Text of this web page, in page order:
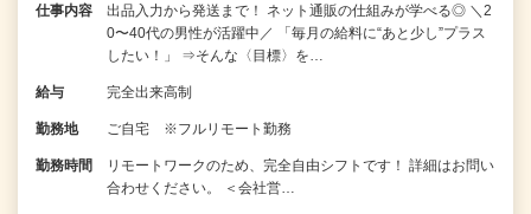
仕事内容
出品入力から発送まで！ ネット通販の仕組みが学べる◎ ＼2
0〜40代の男性が活躍中／ 「毎月の給料に“あと少し”プラス
したい！」 ⇒そんな〈目標〉を…
給与 完全出来高制
勤務地 ご自宅 ※フルリモート勤務
勤務時間
リモートワークのため、完全自由シフトです！ 詳細はお問い
合わせください。 ＜会社営…